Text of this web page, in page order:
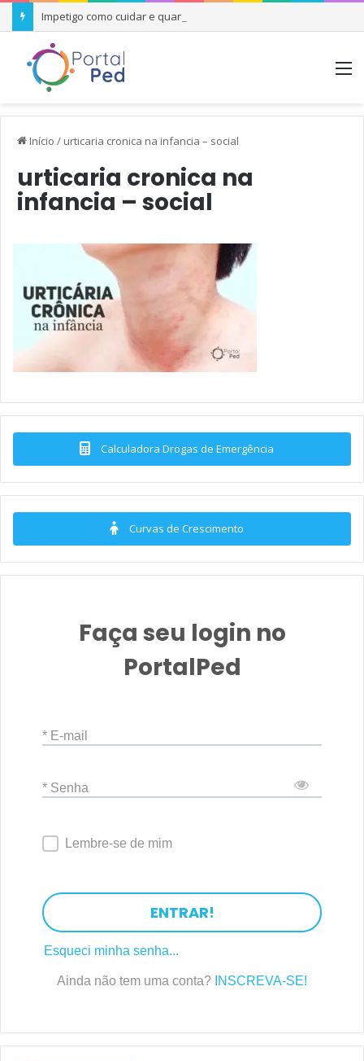
Impetigo como cuidar e quando se preocupar
Início / urticaria cronica na infancia – social
urticaria cronica na
infancia – social
Calculadora Drogas de Emergência
Curvas de Crescimento
Faça seu login no
PortalPed
* E-mail
* Senha
Lembre-se de mim
ENTRAR!
Esqueci minha senha...
Ainda não tem uma conta? INSCREVA-SE!